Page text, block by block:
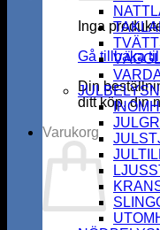
Inga
Gå tillbaka
Din
ditt köp, din
Varukorg